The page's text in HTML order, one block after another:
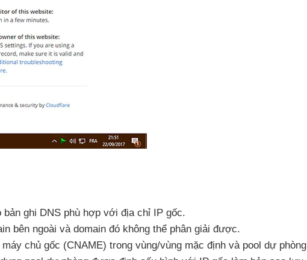
ghi DNS phù hợp với địa chỉ IP gốc.
bên ngoài và domain đó không thể phân giải được.
chủ gốc (CNAME) trong vùng/vùng mặc định và pool dự phòng